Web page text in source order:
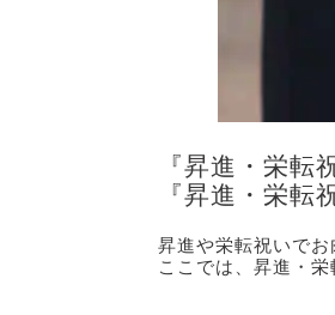
『昇進・栄
『昇進・栄転
昇進や栄転祝いで
ここでは、昇進・